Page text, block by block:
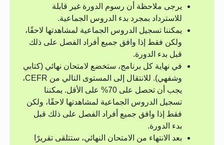
يرجى ملاحظة أن رسوم الدورة غير قابلة
للاسترداد بمجرد بدء الدروس الجماعية.
يمكننا تسجيل الدروس الجماعية لمشاهدتها لاحقًا،
ولكن فقط إذا وافق جميع أفراد الفصل على ذلك
قبل بدء الدورة.
في نهاية كل برنامج، ستخضع لامتحان نهائي (كتابي
وشفهي). للانتقال إلى المستوى التالي من CEFR،
يجب أن تحصل على 70% على الأقل. يمكننا
تسجيل الدروس الجماعية لمشاهدتها لاحقًا، ولكن
فقط إذا وافق جميع أفراد الفصل على ذلك قبل
بدء الدورة.
بعد الانتهاء من الامتحان النهائي، ستتلقى تقريرًا